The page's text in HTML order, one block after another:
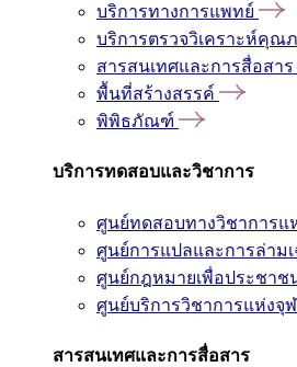
บริการทางการแพทย์
บริการตรวจวิเคราะห์คุณ
สารสนเทศและการสื่อสาร
พื้นที่สร้างสรรค์
พิพิธภัณฑ์
บริการทดสอบและวิชาการ
ศูนย์ทดสอบทางวิชาการแ
ศูนย์การแปลและการล่าม
ศูนย์กฎหมายเพื่อประชาช
ศูนย์บริการวิชาการแห่งจุ
สารสนเทศและการสื่อสาร